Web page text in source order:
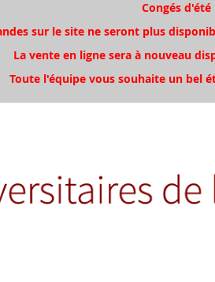
Congés d'été
sur le site ne seront plus
La vente en ligne sera à nouveau
Toute l'équipe vous souhaite un bel